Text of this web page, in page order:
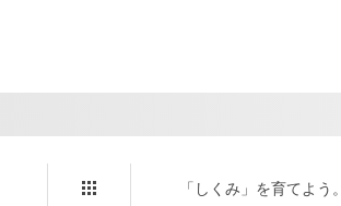
「しくみ」を育てよう。